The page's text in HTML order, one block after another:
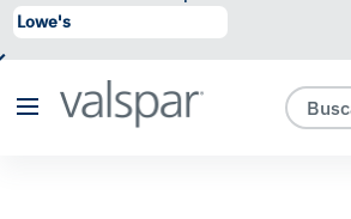
se ha agregado a